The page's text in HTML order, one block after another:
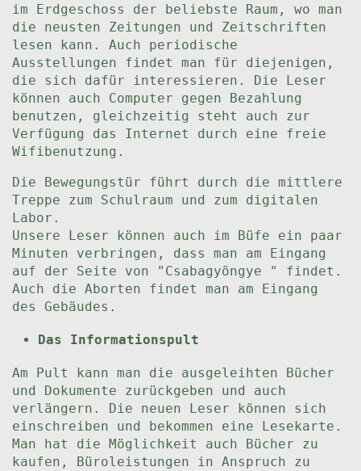
im Erdgeschoss der beliebste Raum, wo man
die neusten Zeitungen und Zeitschriften
lesen kann. Auch periodische
Ausstellungen findet man für diejenigen,
die sich dafür interessieren. Die Leser
können auch Computer gegen Bezahlung
benutzen, gleichzeitig steht auch zur
Verfügung das Internet durch eine freie
Wifibenutzung.
Die Bewegungstür führt durch die mittlere
Treppe zum Schulraum und zum digitalen
Labor.
Unsere Leser können auch im Büfe ein paar
Minuten verbringen, dass man am Eingang
auf der Seite von "Csabagyöngye " findet.
Auch die Aborten findet man am Eingang
des Gebäudes.
Das Informationspult
Am Pult kann man die ausgeleihten Bücher
und Dokumente zurückgeben und auch
verlängern. Die neuen Leser können sich
einschreiben und bekommen eine Lesekarte.
Man hat die Möglichkeit auch Bücher zu
kaufen, Büroleistungen in Anspruch zu